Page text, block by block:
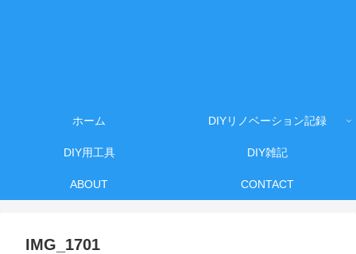
ホーム DIYリノベーション記録
DIY用工具 DIY雑記
ABOUT CONTACT
IMG_1701